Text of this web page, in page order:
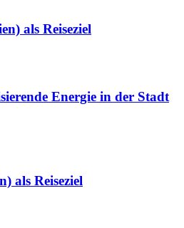
als Reiseziel
Energie in der Stadt
als Reiseziel